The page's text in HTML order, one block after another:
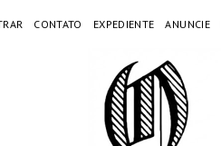
CONTATO EXPEDIENTE ANUNCIE